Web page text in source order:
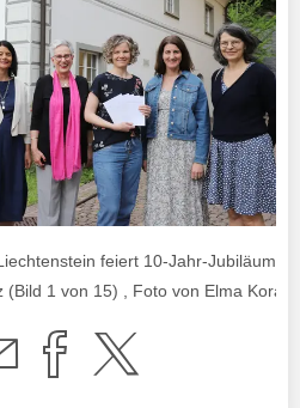
feiert 10-Jahr-Jubiläum im
1 von 15) , Foto von Elma Korac